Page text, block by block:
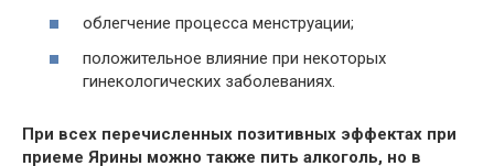
облегчение процесса менструации;
положительное влияние при некоторых
гинекологических заболеваниях.
При всех перечисленных позитивных эффектах при
приеме Ярины можно также пить алкоголь, но в